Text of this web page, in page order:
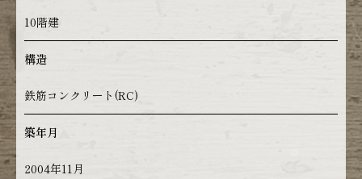
10階建
構造
鉄筋コンクリート(RC)
築年月
2004年11月